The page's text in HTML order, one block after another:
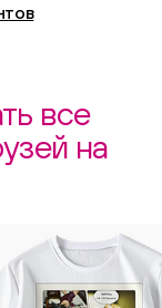
все
на